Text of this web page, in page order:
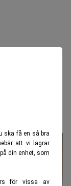
ska få en så bra
att vi lagrar
din enhet, som
för vissa av